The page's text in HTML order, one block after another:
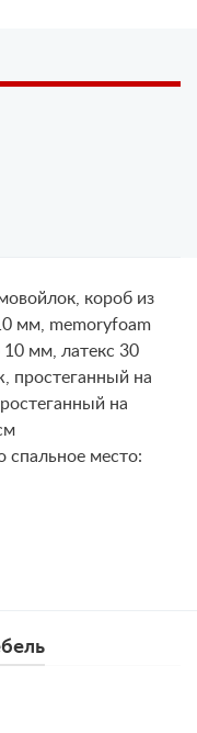
короб из
мм, memoryfoam
10 мм, латекс 30
простеганный на
на
спальное место: